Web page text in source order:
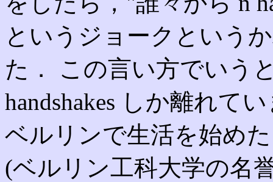
というジョークという
た． この言い方でいう
handshakes しか離れて
ベルリンで生活を始め
(ベルリン工科大学の名